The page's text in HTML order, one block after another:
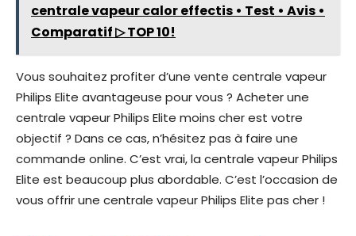
centrale vapeur calor effectis • Test • Avis •
Comparatif ▷ TOP 10!
Vous souhaitez profiter d’une vente centrale vapeur
Philips Elite avantageuse pour vous ? Acheter une
centrale vapeur Philips Elite moins cher est votre
objectif ? Dans ce cas, n’hésitez pas à faire une
commande online. C’est vrai, la centrale vapeur Philips
Elite est beaucoup plus abordable. C’est l’occasion de
vous offrir une centrale vapeur Philips Elite pas cher !